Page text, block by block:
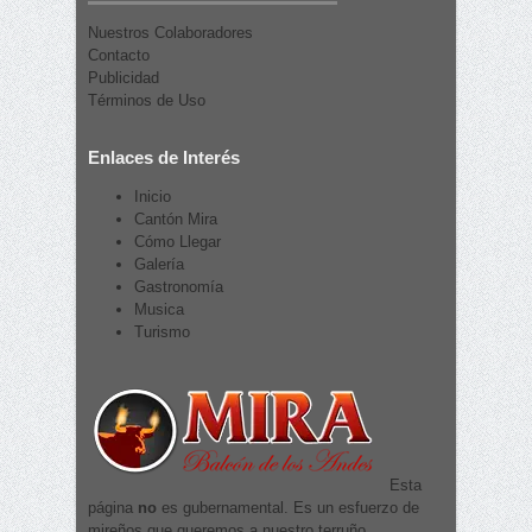
Nuestros Colaboradores
Contacto
Publicidad
Términos de Uso
Enlaces de Interés
Inicio
Cantón Mira
Cómo Llegar
Galería
Gastronomía
Musica
Turismo
Esta
página no es gubernamental. Es un esfuerzo de